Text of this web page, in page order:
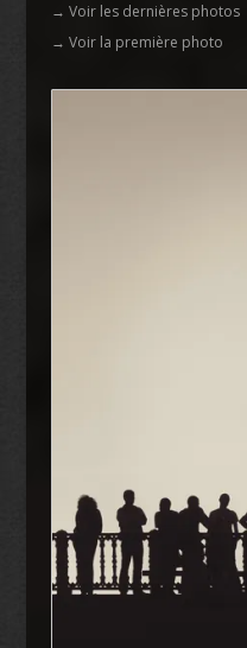
→ Voir les dernières photos
→ Voir la première photo